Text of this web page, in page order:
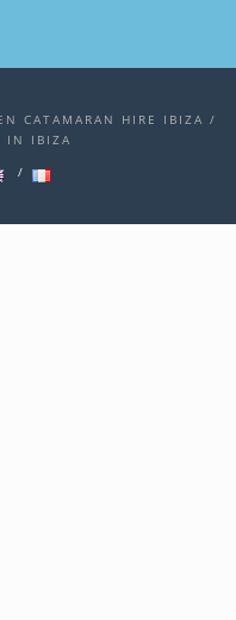
CATAMARAN HIRE IBIZA /
IN IBIZA